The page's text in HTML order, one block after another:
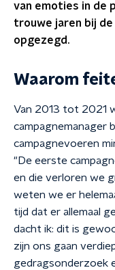
van emoties in de
trouwe jaren bij
opgezegd.
Waarom
Van 2013 tot 2021
campagnemanager
campagnevoeren
"De eerste
en die verloren we
weten we er
tijd dat er allemaal
dacht ik: dit is
zijn ons gaan
gedragsonderzoek